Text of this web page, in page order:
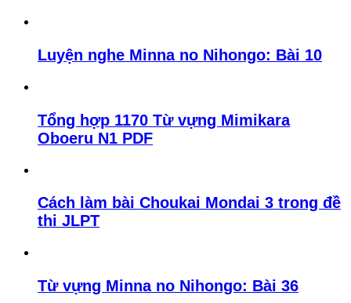
Luyện nghe Minna no Nihongo: Bài 10
Tổng hợp 1170 Từ vựng Mimikara
Oboeru N1 PDF
Cách làm bài Choukai Mondai 3 trong đề
thi JLPT
Từ vựng Minna no Nihongo: Bài 36